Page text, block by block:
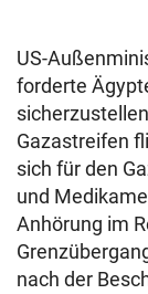
US-
forderte
Gazastreifen
sich für den
und
Anhörung im
nach der